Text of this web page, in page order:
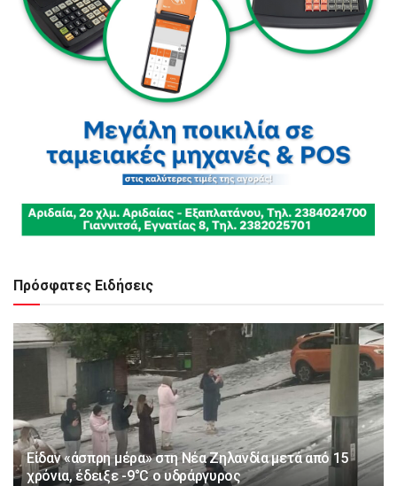
Πρόσφατες Ειδήσεις
Είδαν «άσπρη μέρα» στη Νέα Ζηλανδία μετά από 15
χρόνια, έδειξε -9°C ο υδράργυρος